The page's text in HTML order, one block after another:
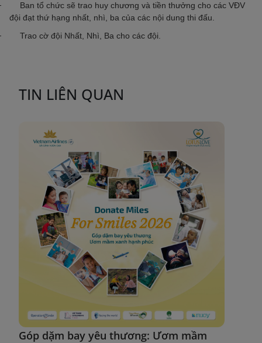
Ban tổ chức sẽ trao huy chương và tiền thưởng cho các VĐV
đội đạt thứ hạng nhất, nhì, ba của các nội dung thi đấu.
Trao cờ đội Nhất, Nhì, Ba cho các đội.
TIN LIÊN QUAN
Góp dặm bay yêu thương: Ươm mầm